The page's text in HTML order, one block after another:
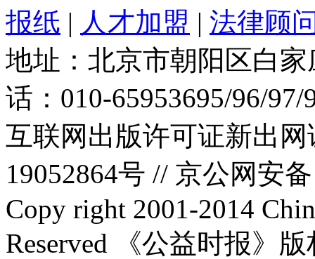
报纸 | 人才加盟 | 法律顾
地址：北京市朝阳区白
话：010-65953695/96/
互联网出版许可证新出
19052864号 // 京公网安
Copy right 2001-2014
Reserved 《公益时报》